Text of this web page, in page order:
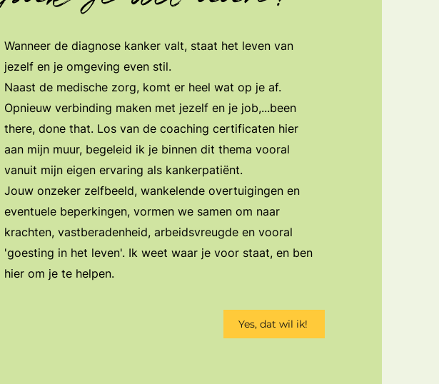
Wanneer de diagnose kanker valt, staat het leven van
jezelf en je omgeving even stil.
Naast de medische zorg, komt er heel wat op je af.
Opnieuw verbinding maken met jezelf en je job,...been
there, done that. Los van de coaching certificaten hier
aan mijn muur, begeleid ik je binnen dit thema vooral
vanuit mijn eigen ervaring als kankerpatiënt.
​Jouw onzeker zelfbeeld, wankelende overtuigingen en
eventuele beperkingen, vormen we samen om ​naar
krachten, vastberadenheid, arbeidsvreugde en vooral
'goesting in het leven'. ​Ik weet waar je voor staat, en ben
hier om je te helpen.
Yes, dat wil ik!